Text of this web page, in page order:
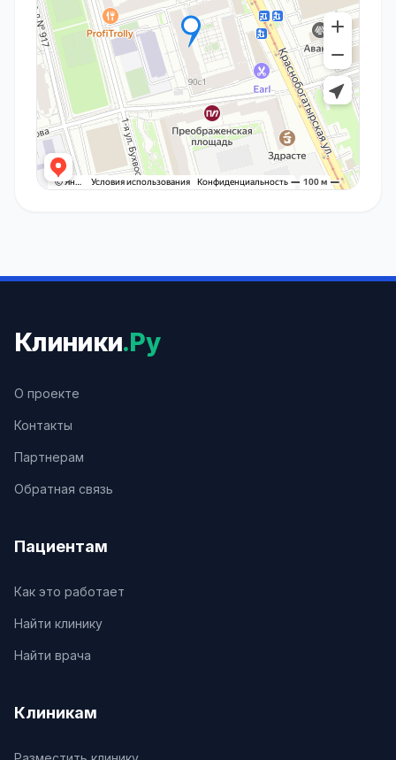
Клиники.Ру
О проекте
Контакты
Партнерам
Обратная связь
Пациентам
Как это работает
Найти клинику
Найти врача
Клиникам